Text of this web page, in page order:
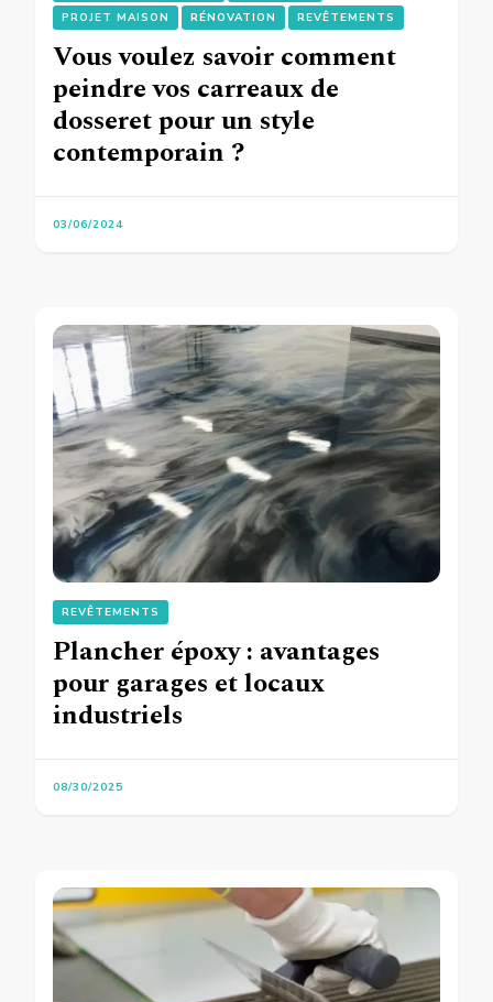
PROJET MAISON
RÉNOVATION REVÊTEMENTS
Vous voulez savoir comment
peindre vos carreaux de
dosseret pour un style
contemporain ?
03/06/2024
REVÊTEMENTS
Plancher époxy : avantages
pour garages et locaux
industriels
08/30/2025